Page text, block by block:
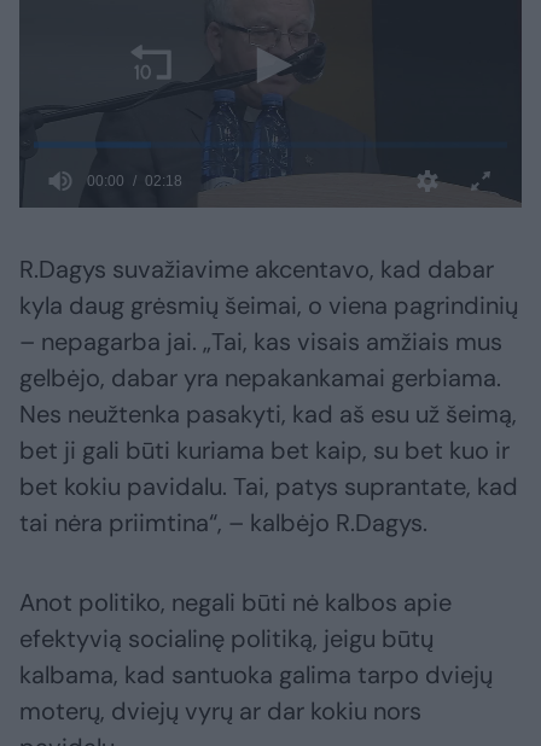
R.Dagys suvažiavime akcentavo, kad dabar
kyla daug grėsmių šeimai, o viena pagrindinių
– nepagarba jai. „Tai, kas visais amžiais mus
gelbėjo, dabar yra nepakankamai gerbiama.
Nes neužtenka pasakyti, kad aš esu už šeimą,
bet ji gali būti kuriama bet kaip, su bet kuo ir
bet kokiu pavidalu. Tai, patys suprantate, kad
tai nėra priimtina“, – kalbėjo R.Dagys.
Anot politiko, negali būti nė kalbos apie
efektyvią socialinę politiką, jeigu būtų
kalbama, kad santuoka galima tarpo dviejų
moterų, dviejų vyrų ar dar kokiu nors